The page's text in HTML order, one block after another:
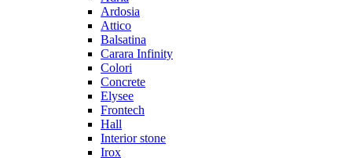
Ardosia
Attico
Balsatina
Carara Infinity
Colori
Concrete
Elysee
Frontech
Hall
Interior stone
Irox